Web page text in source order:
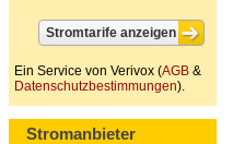
Ein Service von Verivox (AGB &
Datenschutzbestimmungen).
Stromanbieter